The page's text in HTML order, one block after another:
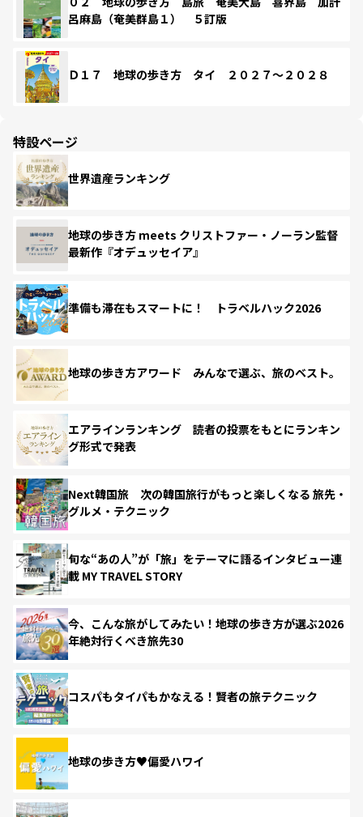
呂麻島（奄美群島１） ５訂版
Ｄ１７ 地球の歩き方 タイ ２０２７～２０２８
特設ページ
世界遺産ランキング
地球の歩き方 meets クリストファー・ノーラン監督
最新作『オデュッセイア』
準備も滞在もスマートに！ トラベルハック2026
地球の歩き方アワード みんなで選ぶ、旅のベスト。
エアラインランキング 読者の投票をもとにランキン
グ形式で発表
Next韓国旅 次の韓国旅行がもっと楽しくなる 旅先・
グルメ・テクニック
旬な“あの人”が「旅」をテーマに語るインタビュー連
載 MY TRAVEL STORY
今、こんな旅がしてみたい！地球の歩き方が選ぶ2026
年絶対行くべき旅先30
コスパもタイパもかなえる！賢者の旅テクニック
地球の歩き方♥偏愛ハワイ